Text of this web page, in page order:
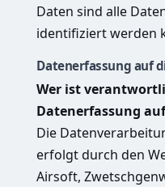
Daten sind alle
identifiziert werden
Datenerfassung auf
Wer ist
Datenerfassung
Die
erfolgt durch den
Airsoft,